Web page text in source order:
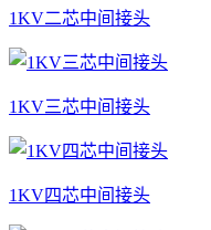
1KV二芯中间接头
1KV三芯中间接头
1KV四芯中间接头